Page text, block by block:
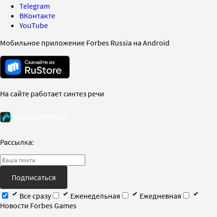
Telegram
ВКонтакте
YouTube
Мобильное приложение Forbes Russia на Android
На сайте работает синтез речи
Рассылка:
Подписаться
Все сразу
Еженедельная
Ежедневная
Новости Forbes Games